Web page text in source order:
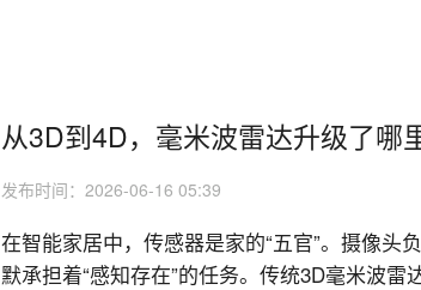
从3D到4D，毫米波雷达升级了哪
发布时间：2026-06-16 05:39
在智能家居中，传感器是家的“五官”。摄像头
默承担着“感知存在”的任务。传统3D毫米波雷